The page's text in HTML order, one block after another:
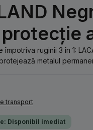
protecție
ruginii 3 în 1:
metalul
transport
Disponibil imediat